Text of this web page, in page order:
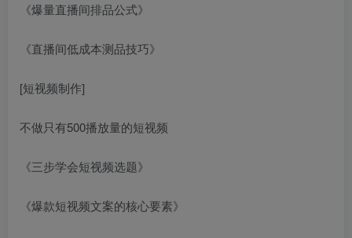
《爆量直播间排品公式》
《直播间低成本测品技巧》
[短视频制作]
不做只有500播放量的短视频
《三步学会短视频选题》
《爆款短视频文案的核心要素》